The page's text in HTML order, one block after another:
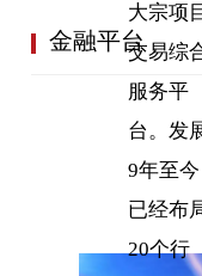
大宗项
交易综
服务平
台。发
9年至今
已经布
20个行
金融平台